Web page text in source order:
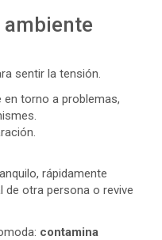
ambiente
sentir la tensión.
torno a problemas,
rápidamente
de otra persona o revive
contamina